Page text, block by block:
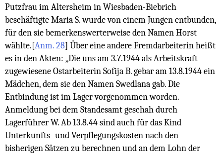
Putzfrau im Altersheim in Wiesbaden-Biebrich
beschäftigte Maria S. wurde von einem Jungen entbunden,
für den sie bemerkenswerterweise den Namen Horst
wählte. [Anm. 28] Über eine andere Fremdarbeiterin heißt
es in den Akten: „Die uns am 3.7.1944 als Arbeitskraft
zugewiesene Ostarbeiterin Sofija B. gebar am 13.8.1944 ein
Mädchen, dem sie den Namen Swedlana gab. Die
Entbindung ist im Lager vorgenommen worden.
Anmeldung bei dem Standesamt geschah durch
Lagerführer W. Ab 13.8.44 sind auch für das Kind
Unterkunfts- und Verpflegungskosten nach den
bisherigen Sätzen zu berechnen und an dem Lohn der